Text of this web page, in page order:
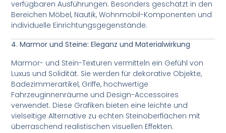
verfügbaren Ausführungen. Besonders geschätzt in den
Bereichen Möbel, Nautik, Wohnmobil-Komponenten und
individuelle Einrichtungsgegenstände.
4. Marmor und Steine: Eleganz und Materialwirkung
Marmor- und Stein-Texturen vermitteln ein Gefühl von
Luxus und Solidität. Sie werden für dekorative Objekte,
Badezimmerartikel, Griffe, hochwertige
Fahrzeuginnenräume und Design-Accessoires
verwendet. Diese Grafiken bieten eine leichte und
vielseitige Alternative zu echten Steinoberflächen mit
überraschend realistischen visuellen Effekten.